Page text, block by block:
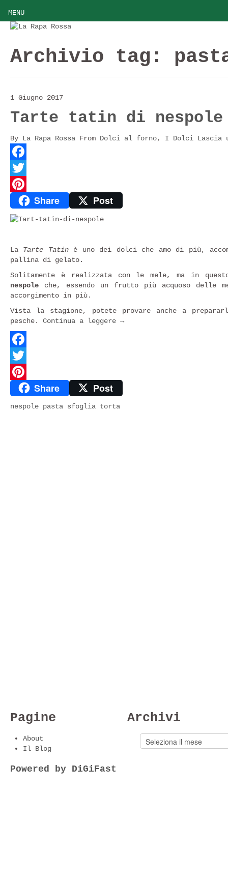
Archivio tag:
1 Giugno 2017
Tarte tatin di nespole
By La Rapa Rossa From Dolci al forno, I Dolci Lascia
Facebook
Twitter
PinterestShare Post
La Tarte Tatinè uno dei dolci che amo di più,
pallina di gelato.
Solitamente è realizzata con le mele, ma in
nespole che, essendo un frutto più acquoso delle
accorgimento in più.
Vista la stagione, potete provare anche a
pesche. Continua a leggere →
Facebook
Twitter
PinterestShare Post
nespole pasta sfoglia torta
Pagine
About
Il Blog
Archivi
Powered by DiGiFast
MENU